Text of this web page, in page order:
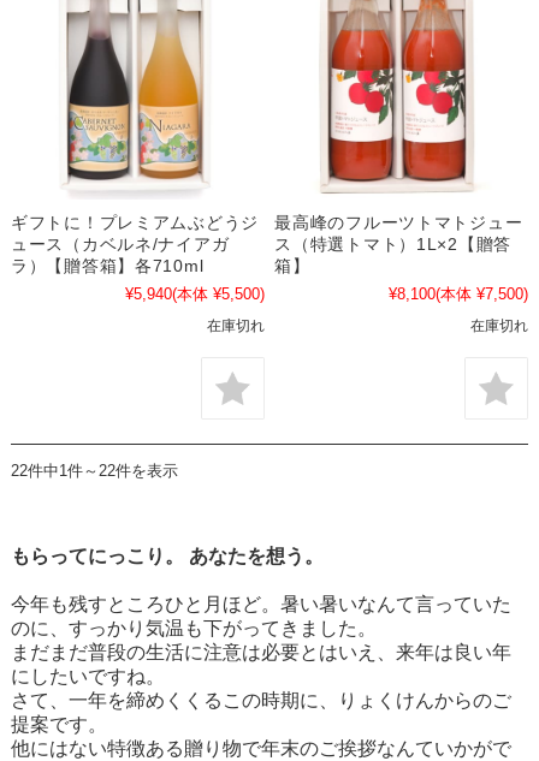
ギフトに！プレミアムぶどうジ
ュース（カベルネ/ナイアガ
ラ）【贈答箱】各710ml
¥5,940(本体 ¥5,500)
在庫切れ
最高峰のフルーツトマトジュー
ス（特選トマト）1L×2【贈答
箱】
¥8,100(本体 ¥7,500)
在庫切れ
22件中1件～22件を表示
もらってにっこり。 あなたを想う。
今年も残すところひと月ほど。暑い暑いなんて言っていた
のに、すっかり気温も下がってきました。
まだまだ普段の生活に注意は必要とはいえ、来年は良い年
にしたいですね。
さて、一年を締めくくるこの時期に、りょくけんからのご
提案です。
他にはない特徴ある贈り物で年末のご挨拶なんていかがで